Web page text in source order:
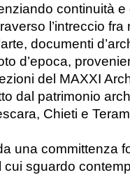
continuità
l’intreccio fra
documenti
d’epoca,
del MAXXI
dal patrimonio
Chieti e
una committenza
cui sguardo